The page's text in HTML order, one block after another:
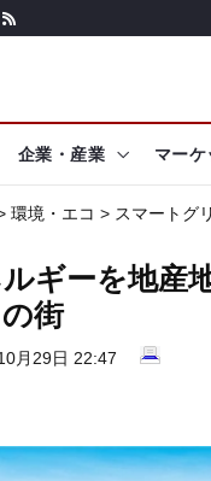
企業・産業 マーケ
環境・エコ > スマートグ
ギーを地産
の街
月29日 22:47